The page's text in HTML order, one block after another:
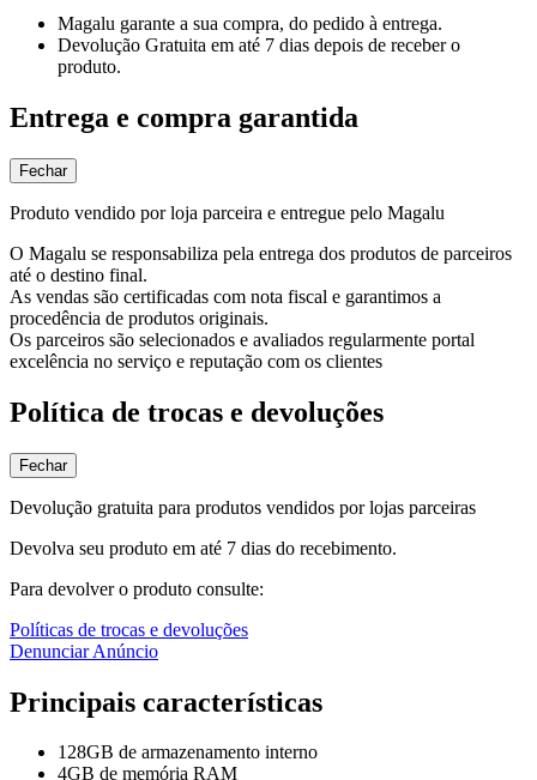
Magalu garante a sua compra, do pedido à entrega.
Devolução Gratuita em até 7 dias depois de receber o
produto.
Entrega e compra garantida
Fechar
Produto vendido por loja parceira e entregue pelo Magalu
O Magalu se responsabiliza pela entrega dos produtos de parceiros
até o destino final.
As vendas são certificadas com nota fiscal e garantimos a
procedência de produtos originais.
Os parceiros são selecionados e avaliados regularmente portal
excelência no serviço e reputação com os clientes
Política de trocas e devoluções
Fechar
Devolução gratuita para produtos vendidos por lojas parceiras
Devolva seu produto em até 7 dias do recebimento.
Para devolver o produto consulte:
Políticas de trocas e devoluções
Denunciar Anúncio
Principais características
128GB de armazenamento interno
4GB de memória RAM